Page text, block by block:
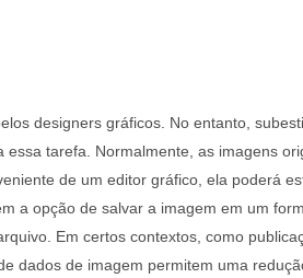
designers gráficos. No entanto,
tarefa. Normalmente, as imagens
de um editor gráfico, ela poderá
a opção de salvar a imagem em um
Em certos contextos, como
dados de imagem permitem uma